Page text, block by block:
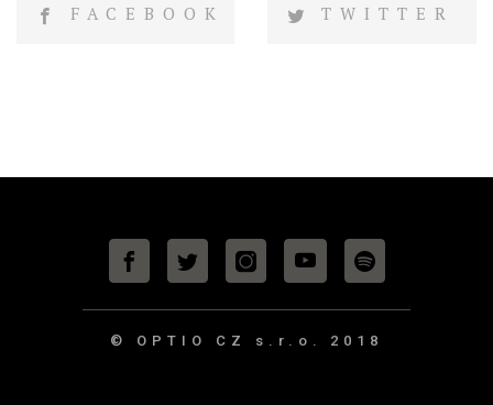
FACEBOOK TWITTER
© OPTIO CZ s.r.o. 2018